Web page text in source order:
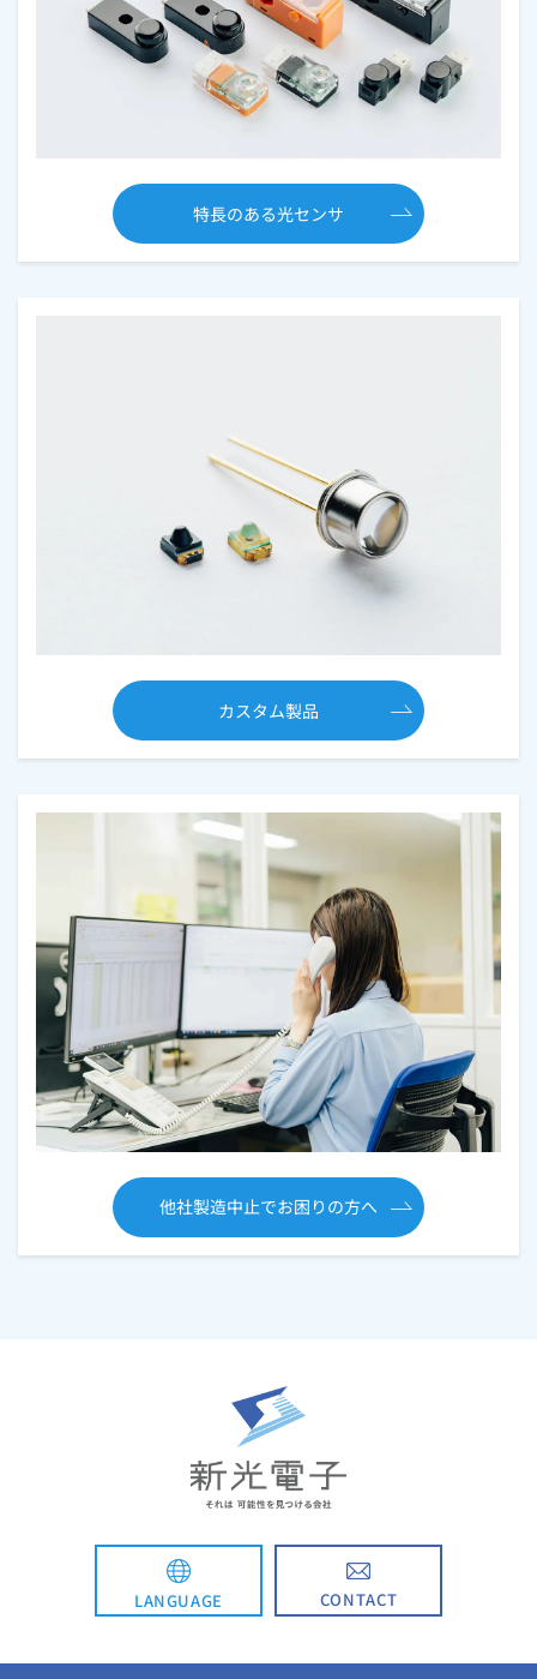
特長のある光センサ
カスタム製品
他社製造中止でお困りの方へ
LANGUAGE CONTACT